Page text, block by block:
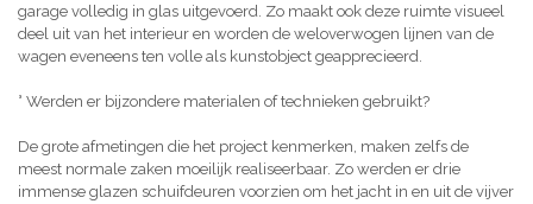
garage volledig in glas uitgevoerd. Zo maakt ook deze ruimte visueel
deel uit van het interieur en worden de weloverwogen lijnen van de
wagen eveneens ten volle als kunstobject geapprecieerd.
° Werden er bijzondere materialen of technieken gebruikt?
De grote afmetingen die het project kenmerken, maken zelfs de
meest normale zaken moeilijk realiseerbaar. Zo werden er drie
immense glazen schuifdeuren voorzien om het jacht in en uit de vijver